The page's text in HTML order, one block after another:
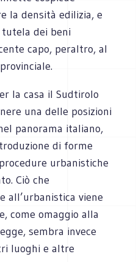
la densità edilizia, e
dei beni
capo, peraltro, al
la casa il Sudtirolo
una delle posizioni
panorama italiano,
di forme
urbanistiche
Ciò che
all’urbanistica viene
come omaggio alla
sembra invece
luoghi e altre